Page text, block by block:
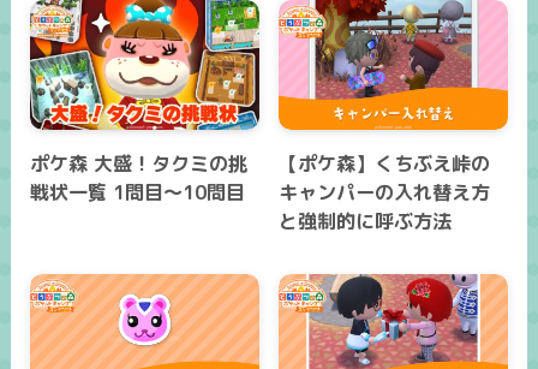
ポケ森 大盛！タクミの挑
戦状一覧 1問目～10問目
【ポケ森】くちぶえ峠の
キャンパーの入れ替え方
と強制的に呼ぶ方法